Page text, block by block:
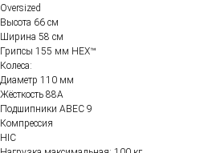
Oversized
Высота 66 см
Ширина 58 см
Грипсы 155 мм HEX™
Колеса:
Диаметр 110 мм
Жёсткость 88А
Подшипники ABEC 9
Компрессия
HIC